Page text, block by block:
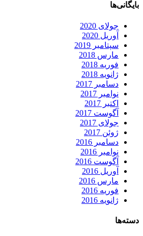
بایگانی‌ها
جولای 2020
آوریل 2020
سپتامبر 2019
مارس 2018
فوریه 2018
ژانویه 2018
دسامبر 2017
نوامبر 2017
اکتبر 2017
آگوست 2017
جولای 2017
ژوئن 2017
دسامبر 2016
نوامبر 2016
آگوست 2016
آوریل 2016
مارس 2016
فوریه 2016
ژانویه 2016
دسته‌ها